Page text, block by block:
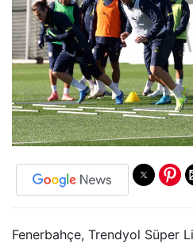
Fenerbahçe, Trendyol Süper